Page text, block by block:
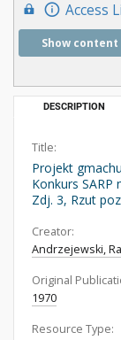
Access
Show content
DESCRIPTION
Title:
Projekt
Konkurs SARP
Zdj. 3, Rzut
Creator:
Andrzejewski,
Original
1970
Resource Type: